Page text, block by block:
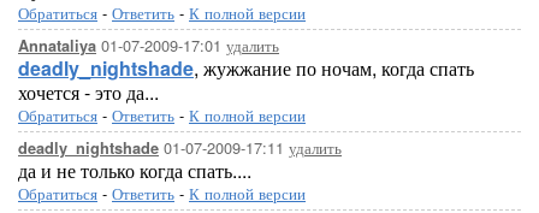
Обратиться - Ответить - К полной версии
Annataliya 01-07-2009-17:01 удалить
deadly_nightshade, жужжание по ночам, когда спать
хочется - это да...
Обратиться - Ответить - К полной версии
deadly_nightshade 01-07-2009-17:11 удалить
да и не только когда спать....
Обратиться - Ответить - К полной версии